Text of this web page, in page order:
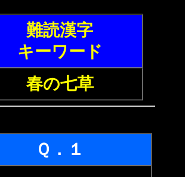
難読漢字
キーワード
春の七草
Ｑ．１